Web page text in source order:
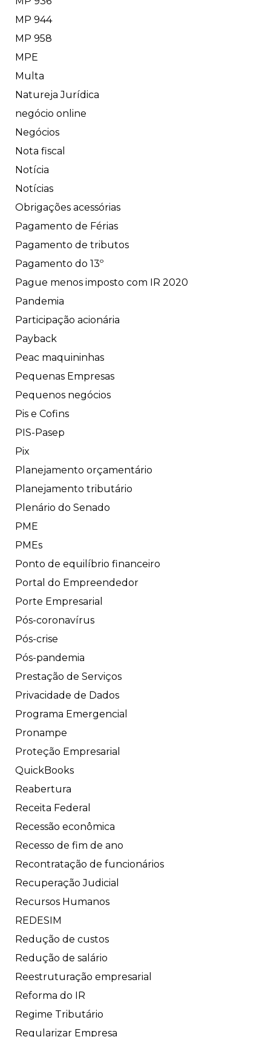
MP 944
MP 958
MPE
Multa
Natureja Jurídica
negócio online
Negócios
Nota fiscal
Notícia
Notícias
Obrigações acessórias
Pagamento de Férias
Pagamento de tributos
Pagamento do 13º
Pague menos imposto com IR 2020
Pandemia
Participação acionária
Payback
Peac maquininhas
Pequenas Empresas
Pequenos negócios
Pis e Cofins
PIS-Pasep
Pix
Planejamento orçamentário
Planejamento tributário
Plenário do Senado
PME
PMEs
Ponto de equilíbrio financeiro
Portal do Empreendedor
Porte Empresarial
Pós-coronavírus
Pós-crise
Pós-pandemia
Prestação de Serviços
Privacidade de Dados
Programa Emergencial
Pronampe
Proteção Empresarial
QuickBooks
Reabertura
Receita Federal
Recessão econômica
Recesso de fim de ano
Recontratação de funcionários
Recuperação Judicial
Recursos Humanos
REDESIM
Redução de custos
Redução de salário
Reestruturação empresarial
Reforma do IR
Regime Tributário
Regularizar Empresa